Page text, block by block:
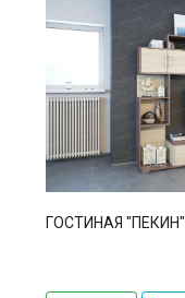
ГОСТИНАЯ "ПЕКИН"